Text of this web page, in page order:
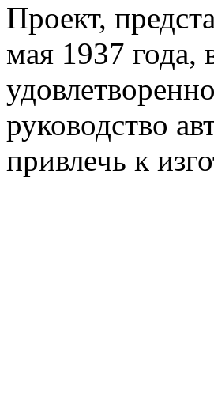
Проект,
мая 1937 года,
руководство
привлечь к